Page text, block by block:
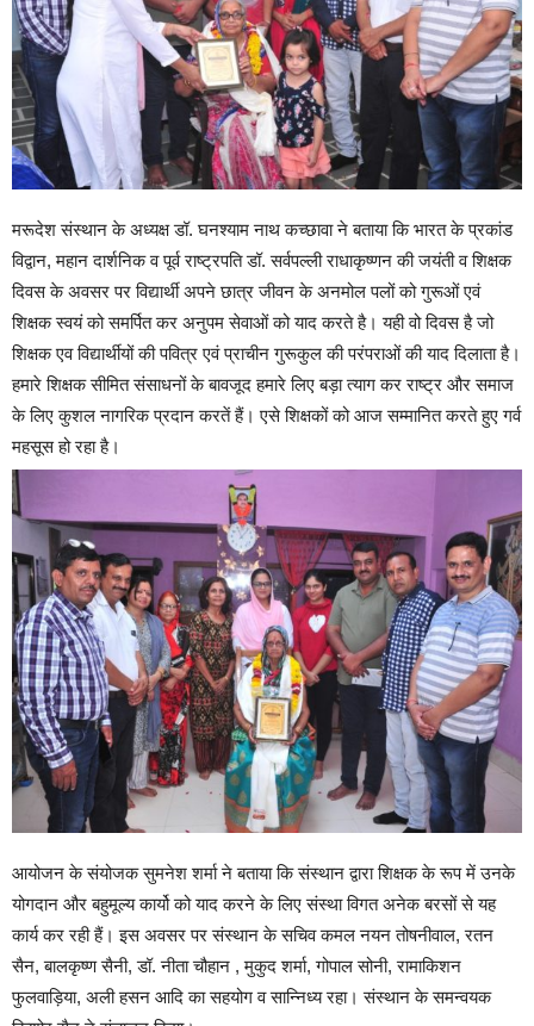
मरूदेश संस्थान के अध्यक्ष डॉ. घनश्याम नाथ कच्छावा ने बताया कि भारत के प्रकांड
विद्वान, महान दार्शनिक व पूर्व राष्ट्रपति डॉ. सर्वपल्ली राधाकृष्णन की जयंती व शिक्षक
दिवस के अवसर पर विद्यार्थी अपने छात्र जीवन के अनमोल पलों को गुरूओं एवं
शिक्षक स्वयं को समर्पित कर अनुपम सेवाओं को याद करते है। यही वो दिवस है जो
शिक्षक एव विद्यार्थीयों की पवित्र एवं प्राचीन गुरूकुल की परंपराओं की याद दिलाता है।
हमारे शिक्षक सीमित संसाधनों के बावजूद हमारे लिए बड़ा त्याग कर राष्ट्र और समाज
के लिए कुशल नागरिक प्रदान करतें हैं। एसे शिक्षकों को आज सम्मानित करते हुए गर्व
महसूस हो रहा है।
आयोजन के संयोजक सुमनेश शर्मा ने बताया कि संस्थान द्वारा शिक्षक के रूप में उनके
योगदान और बहुमूल्य कार्यो को याद करने के लिए संस्था विगत अनेक बरसों से यह
कार्य कर रही हैं। इस अवसर पर संस्थान के सचिव कमल नयन तोषनीवाल, रतन
सैन, बालकृष्ण सैनी, डॉ. नीता चौहान , मुकुद शर्मा, गोपाल सोनी, रामाकिशन
फुलवाड़िया, अली हसन आदि का सहयोग व सान्निध्य रहा। संस्थान के समन्वयक